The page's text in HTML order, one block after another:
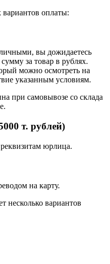
оплаты:
вы дожидаетесь
за товар в рублях.
можно осмотреть на
указанным условиям.
при самовывозе со склада
т. рублей)
юрлица.
на карту.
несколько вариантов